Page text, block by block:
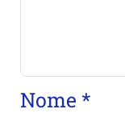
Nome *